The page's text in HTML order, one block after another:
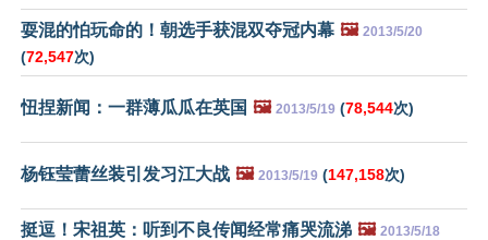
耍混的怕玩命的！朝选手获混双夺冠内幕 🖼️ 2013/5/20
(72,547次)
忸捏新闻：一群薄瓜瓜在英国 🖼️ 2013/5/19 (78,544次)
杨钰莹蕾丝装引发习江大战 🖼️ 2013/5/19 (147,158次)
挺逗！宋祖英：听到不良传闻经常痛哭流涕 🖼️ 2013/5/18